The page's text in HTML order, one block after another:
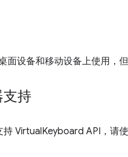
面设备和移动设备上使用，
持
VirtualKeyboard API，请